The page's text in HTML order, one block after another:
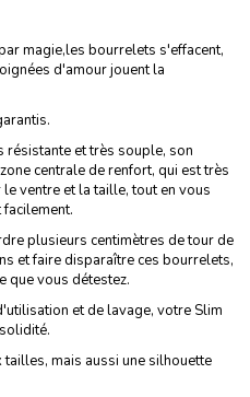
magie,les bourrelets s'effacent,
d'amour jouent la
résistante et très souple, son
centrale de renfort, qui est très
ventre et la taille, tout en vous
plusieurs centimètres de tour de
et faire disparaître ces bourrelets,
que vous détestez.
et de lavage, votre Slim
mais aussi une silhouette